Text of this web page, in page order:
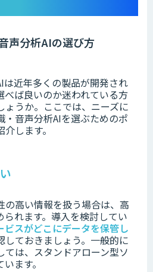
声分析AIの選び方
近年多くの製品が開発され
べば良いのか迷われている方
うか。 ここでは、ニーズに
・音声分析AIを選ぶためのポ
します。
の高い情報を扱う場合は、高
れます。 導入を検討してい
ビスがどこにデータを保管し
しておきましょう。 一般的に
ては、スタンドアローン型ソ
ます。